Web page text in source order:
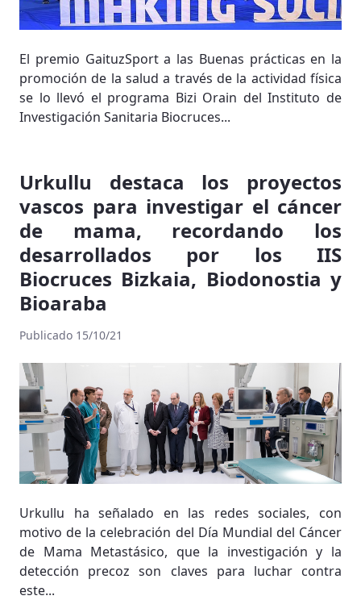
El premio GaituzSport a las Buenas prácticas en la
promoción de la salud a través de la actividad física
se lo llevó el programa Bizi Orain del Instituto de
Investigación Sanitaria Biocruces...
Urkullu destaca los proyectos
vascos para investigar el cáncer
de mama, recordando los
desarrollados por los IIS
Biocruces Bizkaia, Biodonostia y
Bioaraba
Publicado 15/10/21
Urkullu ha señalado en las redes sociales, con
motivo de la celebración del Día Mundial del Cáncer
de Mama Metastásico, que la investigación y la
detección precoz son claves para luchar contra
este...